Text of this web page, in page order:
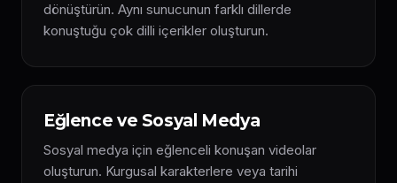
dönüştürün. Aynı sunucunun farklı dillerde
konuştuğu çok dilli içerikler oluşturun.
Eğlence ve Sosyal Medya
Sosyal medya için eğlenceli konuşan videolar
oluşturun. Kurgusal karakterlere veya tarihi